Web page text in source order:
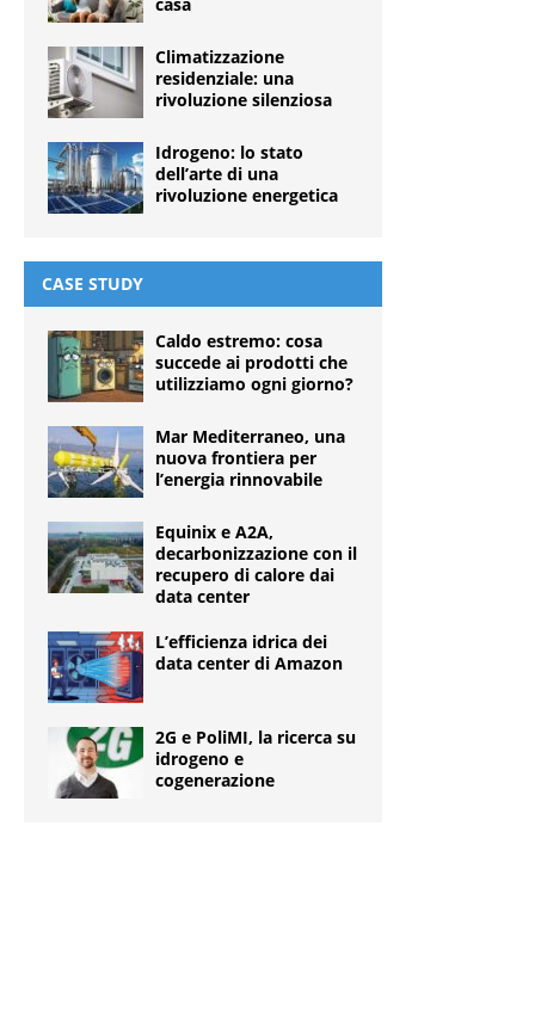
Climatizzazione
residenziale: una
rivoluzione silenziosa
Idrogeno: lo stato
dell’arte di una
rivoluzione energetica
CASE STUDY
Caldo estremo: cosa
succede ai prodotti che
utilizziamo ogni giorno?
Mar Mediterraneo, una
nuova frontiera per
l’energia rinnovabile
Equinix e A2A,
decarbonizzazione con il
recupero di calore dai
data center
L’efficienza idrica dei
data center di Amazon
2G e PoliMI, la ricerca su
idrogeno e
cogenerazione